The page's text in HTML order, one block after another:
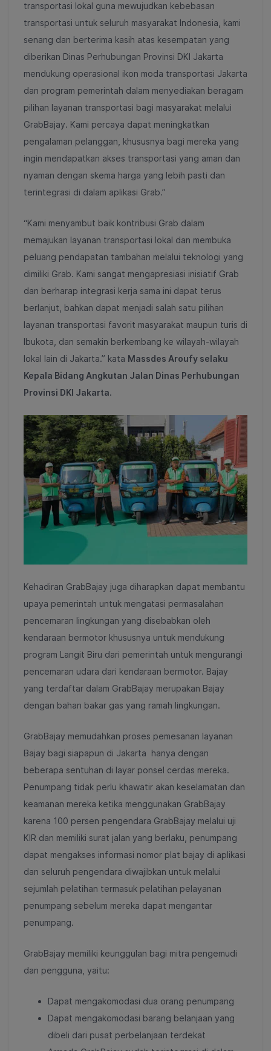
transportasi lokal guna mewujudkan kebebasan
transportasi untuk seluruh masyarakat Indonesia, kami
senang dan berterima kasih atas kesempatan yang
diberikan Dinas Perhubungan Provinsi DKI Jakarta
mendukung operasional ikon moda transportasi Jakarta
dan program pemerintah dalam menyediakan beragam
pilihan layanan transportasi bagi masyarakat melalui
GrabBajay. Kami percaya dapat meningkatkan
pengalaman pelanggan, khususnya bagi mereka yang
ingin mendapatkan akses transportasi yang aman dan
nyaman dengan skema harga yang lebih pasti dan
terintegrasi di dalam aplikasi Grab.”
“Kami menyambut baik kontribusi Grab dalam
memajukan layanan transportasi lokal dan membuka
peluang pendapatan tambahan melalui teknologi yang
dimiliki Grab. Kami sangat mengapresiasi inisiatif Grab
dan berharap integrasi kerja sama ini dapat terus
berlanjut, bahkan dapat menjadi salah satu pilihan
layanan transportasi favorit masyarakat maupun turis di
Ibukota, dan semakin berkembang ke wilayah-wilayah
lokal lain di Jakarta.” kata Massdes Aroufy selaku
Kepala Bidang Angkutan Jalan Dinas Perhubungan
Provinsi DKI Jakarta.
Kehadiran GrabBajay juga diharapkan dapat membantu
upaya pemerintah untuk mengatasi permasalahan
pencemaran lingkungan yang disebabkan oleh
kendaraan bermotor khususnya untuk mendukung
program Langit Biru dari pemerintah untuk mengurangi
pencemaran udara dari kendaraan bermotor. Bajay
yang terdaftar dalam GrabBajay merupakan Bajay
dengan bahan bakar gas yang ramah lingkungan.
GrabBajay memudahkan proses pemesanan layanan
Bajay bagi siapapun di Jakarta hanya dengan
beberapa sentuhan di layar ponsel cerdas mereka.
Penumpang tidak perlu khawatir akan keselamatan dan
keamanan mereka ketika menggunakan GrabBajay
karena 100 persen pengendara GrabBajay melalui uji
KIR dan memiliki surat jalan yang berlaku, penumpang
dapat mengakses informasi nomor plat bajay di aplikasi
dan seluruh pengendara diwajibkan untuk melalui
sejumlah pelatihan termasuk pelatihan pelayanan
penumpang sebelum mereka dapat mengantar
penumpang.
GrabBajay memiliki keunggulan bagi mitra pengemudi
dan pengguna, yaitu:
Dapat mengakomodasi dua orang penumpang
Dapat mengakomodasi barang belanjaan yang
dibeli dari pusat perbelanjaan terdekat